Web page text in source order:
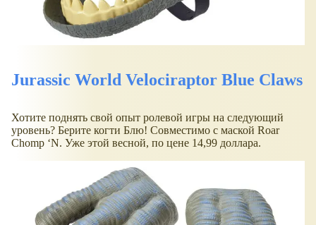
Jurassic World Velociraptor Blue Claws
Хотите поднять свой опыт ролевой игры на следующий
уровень? Берите когти Блю! Совместимо с маской Roar
Chomp ‘N. Уже этой весной, по цене 14,99 доллара.